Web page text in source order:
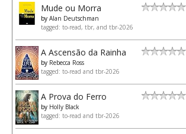
Mude ou Morra
by Alan Deutschman
tagged: to-read, tbr, and tbr-2026
A Ascensão da Rainha
by Rebecca Ross
tagged: to-read and tbr-2026
A Prova do Ferro
by Holly Black
tagged: to-read and tbr-2026